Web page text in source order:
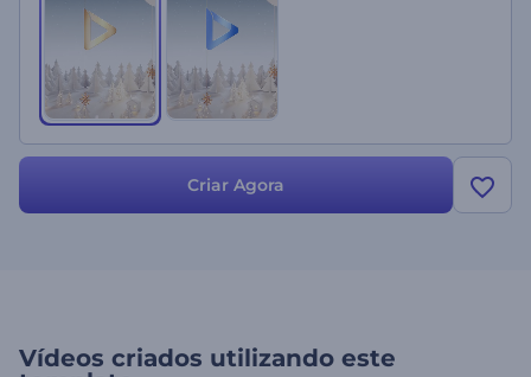
Criar Agora
Vídeos criados utilizando este